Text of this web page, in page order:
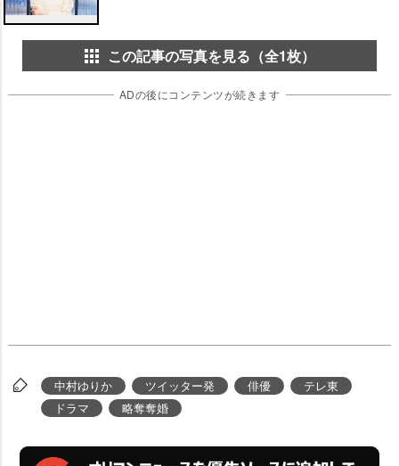
この記事の写真を見る（全1枚）
ADの後にコンテンツが続きます
中村ゆりか ツイッター発 俳優
テレ東
ドラマ
略奪奪婚